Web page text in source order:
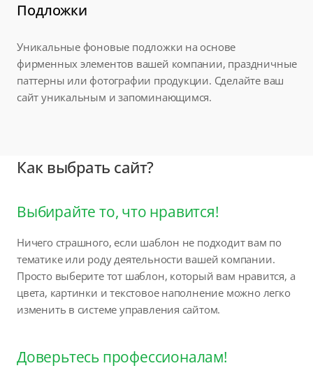
Подложки
Уникальные фоновые подложки на основе
фирменных элементов вашей компании, праздничные
паттерны или фотографии продукции. Сделайте ваш
сайт уникальным и запоминающимся.
Как выбрать сайт?
Выбирайте то, что нравится!
Ничего страшного, если шаблон не подходит вам по
тематике или роду деятельности вашей компании.
Просто выберите тот шаблон, который вам нравится, а
цвета, картинки и текстовое наполнение можно легко
изменить в системе управления сайтом.
Доверьтесь профессионалам!